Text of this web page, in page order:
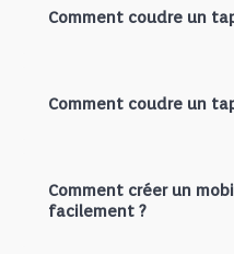
Comment coudre un
Comment coudre un
Comment créer un
facilement ?